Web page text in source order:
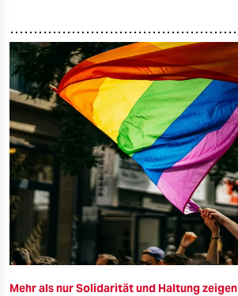
Mehr als nur Solidarität und Haltung zeigen